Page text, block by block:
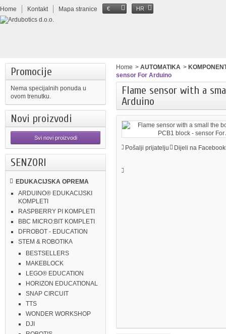
Home Kontakt Mapa stranice € HR
Promocije
Nema specijalnih ponuda u
ovom trenutku.
Novi proizvodi
Svi novi proizvodi
SENZORI
EDUKACIJSKA OPREMA
ARDUINO® EDUKACIJSKI
KOMPLETI
RASPBERRY PI KOMPLETI
BBC MICRO:BIT KOMPLETI
DFROBOT - EDUCATION
STEM & ROBOTIKA
BESTSELLERS
MAKEBLOCK
LEGO® EDUCATION
HORIZON EDUCATIONAL
SNAP CIRCUIT
TTS
WONDER WORKSHOP
DJI
Home > AUTOMATIKA >
sensor For Arduino
Flame sensor with a
Arduino
Pošalji prijatelju Dijeli na